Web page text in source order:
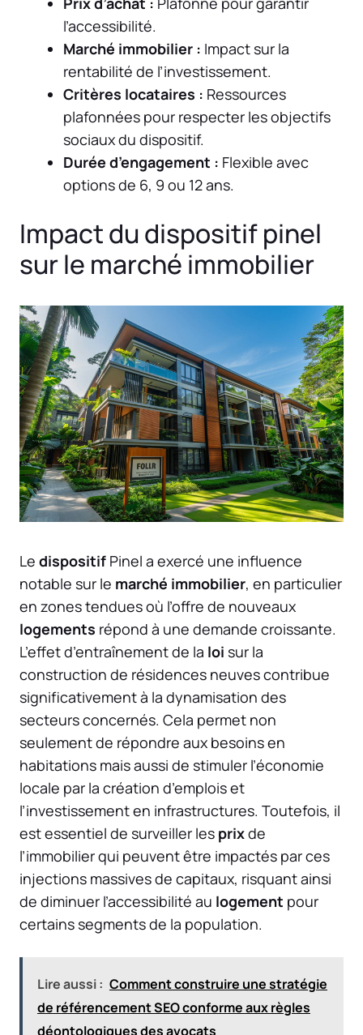
l’accessibilité.
Marché immobilier : Impact sur la
rentabilité de l’investissement.
Critères locataires : Ressources
plafonnées pour respecter les objectifs
sociaux du dispositif.
Durée d’engagement : Flexible avec
options de 6, 9 ou 12 ans.
Impact du dispositif pinel
sur le marché immobilier
Le dispositif Pinel a exercé une influence
notable sur le marché immobilier, en particulier
en zones tendues où l’offre de nouveaux
logements répond à une demande croissante.
L’effet d’entraînement de la loi sur la
construction de résidences neuves contribue
significativement à la dynamisation des
secteurs concernés. Cela permet non
seulement de répondre aux besoins en
habitations mais aussi de stimuler l’économie
locale par la création d’emplois et
l’investissement en infrastructures. Toutefois, il
est essentiel de surveiller les prixde
l’immobilier qui peuvent être impactés par ces
injections massives de capitaux, risquant ainsi
de diminuer l’accessibilité au logement pour
certains segments de la population.
Lire aussi : Comment construire une stratégie
de référencement SEO conforme aux règles
déontologiques des avocats